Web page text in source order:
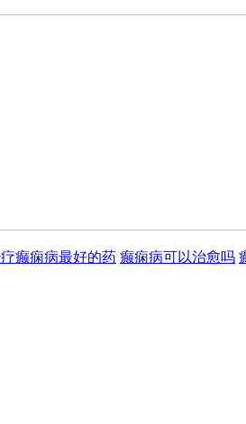
癫痫病最好的药 癫痫病可以治愈吗